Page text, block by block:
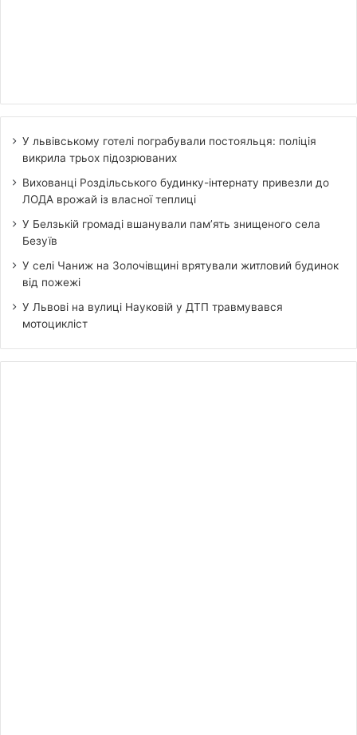
У львівському готелі пограбували постояльця: поліція
викрила трьох підозрюваних
Вихованці Роздільського будинку-інтернату привезли до
ЛОДА врожай із власної теплиці
У Белзькій громаді вшанували пам’ять знищеного села
Безуїв
У селі Чаниж на Золочівщині врятували житловий будинок
від пожежі
У Львові на вулиці Науковій у ДТП травмувався
мотоцикліст